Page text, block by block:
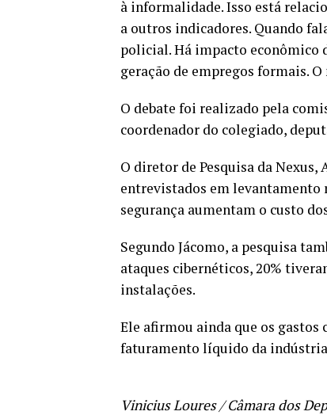
à informalidade. Isso está
a outros indicadores. Quando
policial. Há impacto econômico
geração de empregos formais.
O debate foi realizado pela
coordenador do colegiado,
O diretor de Pesquisa da
entrevistados em
segurança aumentam o custo
Segundo Jácomo, a pesquisa
ataques cibernéticos, 20%
instalações.
Ele afirmou ainda que os gastos
faturamento líquido da
Vinicius Loures / Câmara dos